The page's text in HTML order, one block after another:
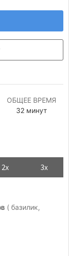
ОБЩЕЕ ВРЕМЯ
32минуты
минут
2x 3x
( базилик,